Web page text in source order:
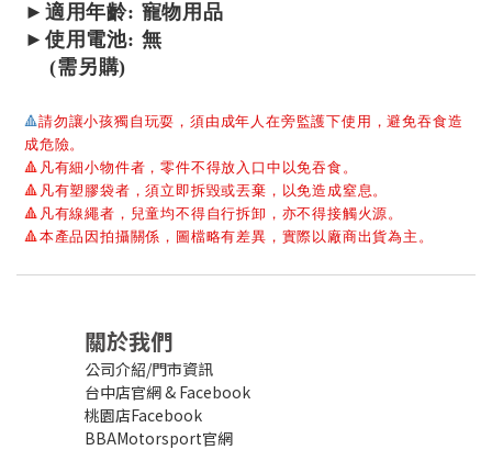
►適用年齡: 寵物用品
►使用電池: 無
(需另購)
🔺請勿讓小孩獨自玩耍，須由成年人在旁監護下使用，避免吞食造
成危險。
🔺 凡有細小物件者，零件不得放入口中以免吞食。
🔺 凡有塑膠袋者，須立即拆毀或丟棄，以免造成窒息。
🔺 凡有線繩者，兒童均不得自行拆卸，亦不得接觸火源。
🔺本產品因拍攝關係，圖檔略有差異，實際以廠商出貨為主。
關於我們
公司介紹/門市資訊
台中店官網& Facebook
桃園店Facebook
BBAMotorsport官網